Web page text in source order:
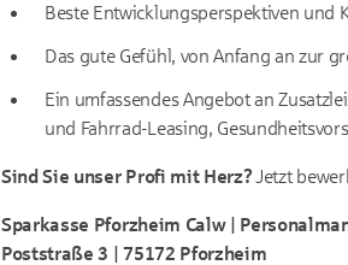
Beste Entwicklungsperspektiven und
Das gute Gefühl, von Anfang an zur
Ein umfassendes Angebot an
und Fahrrad-Leasing,
Sind Sie unser Profi mit Herz?Jetzt
Sparkasse Pforzheim Calw |
Poststraße 3 | 75172 Pforzheim